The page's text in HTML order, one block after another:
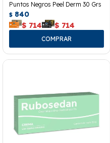
Puntos Negros Peel Derm 30 Grs
$ 840
$ 714 $ 714